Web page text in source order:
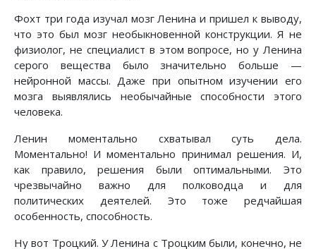
Фохт три года изучал мозг Ленина и пришел к выводу,
что это был мозг необыкновенной конструкции. Я не
физиолог, не специалист в этом вопросе, но у Ленина
серого вещества было значительно больше —
нейронной массы. Даже при опытном изучении его
мозга выявлялись необычайные способности этого
человека.
Ленин моментально схватывал суть дела.
Моментально! И моментально принимал решения. И,
как правило, решения были оптимальными. Это
чрезвычайно важно для полководца и для
политических деятелей. Это тоже редчайшая
особенность, способность.
Ну вот Троцкий. У Ленина с Троцким были, конечно, не